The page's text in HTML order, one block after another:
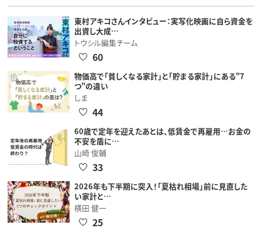
東村アキコさんインタビュー：実写化映画に自ら資金を
出資し大成…
トウシル編集チーム
60
物価高で「貧しくなる家計」と「貯まる家計」にある"7
つ"の違い
しま
44
60歳で定年を迎えたあとは、低賃金で再雇用…お金の
不安を盾に…
山崎 俊輔
33
2026年も下半期に突入！「夏枯れ相場」前に見直した
い家計と…
横田 健一
25